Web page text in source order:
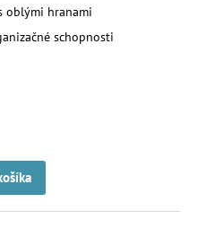
oblými hranami
schopnosti